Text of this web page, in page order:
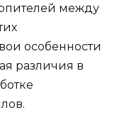
между
особенности
различия в